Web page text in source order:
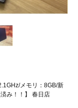
メモリ：8GB/新
み！！】 春日店